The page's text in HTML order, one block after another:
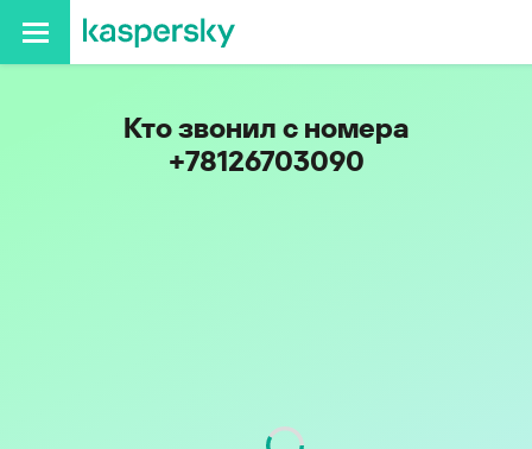
Кто звонил с номера
+78126703090